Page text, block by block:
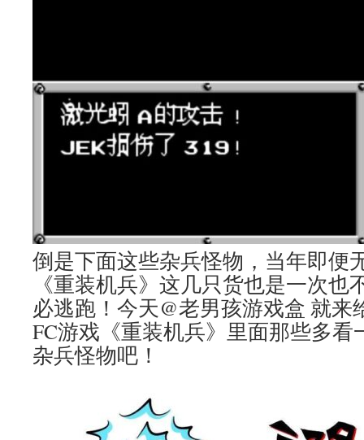
倒是下面这些杂兵怪物，当年即便
《重装机兵》这几只货也是一次也
必逃跑！今天@老男孩游戏盒 就来
FC游戏《重装机兵》里面那些多看
杂兵怪物吧！